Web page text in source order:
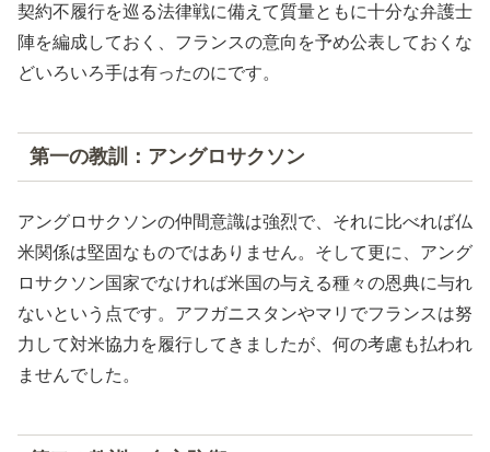
契約不履行を巡る法律戦に備えて質量ともに十分な弁護士
陣を編成しておく、フランスの意向を予め公表しておくな
どいろいろ手は有ったのにです。
第一の教訓：アングロサクソン
アングロサクソンの仲間意識は強烈で、それに比べれば仏
米関係は堅固なものではありません。そして更に、アング
ロサクソン国家でなければ米国の与える種々の恩典に与れ
ないという点です。アフガニスタンやマリでフランスは努
力して対米協力を履行してきましたが、何の考慮も払われ
ませんでした。